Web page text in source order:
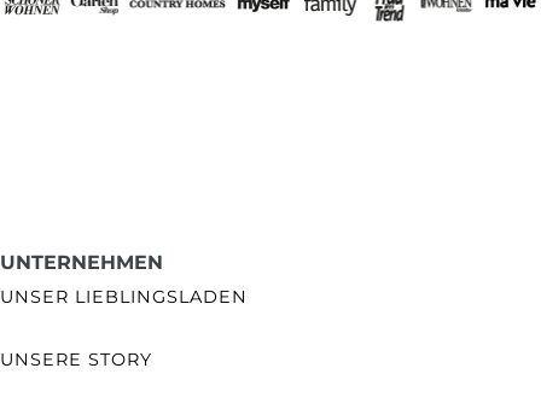
UNTERNEHMEN
UNSER LIEBLINGSLADEN
UNSERE STORY